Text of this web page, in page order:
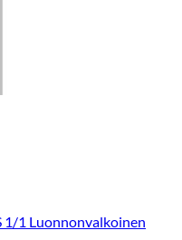
1/1 Luonnonvalkoinen